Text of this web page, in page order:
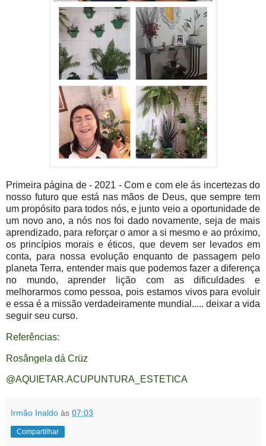
Primeira página de - 2021 - Com e com ele ás incertezas do
nosso futuro que está nas mãos de Deus, que sempre tem
um propósito para todos nós, e junto veio a oportunidade de
um novo ano, a nós nos foi dado novamente, seja de mais
aprendizado, para reforçar o amor a si mesmo e ao próximo,
os princípios morais e éticos, que devem ser levados em
conta, para nossa evolução enquanto de passagem pelo
planeta Terra, entender mais que podemos fazer a diferença
no mundo, aprender lição com as dificuldades e
melhorarmos como pessoa, pois estamos vivos para evoluir
e essa é a missão verdadeiramente mundial..... deixar a vida
seguir seu curso.
Referências:
Rosângela dá Crüz
@AQUIETAR.ACUPUNTURA_ESTETICA
Irmão Inaldo às 07:03
Compartilhar